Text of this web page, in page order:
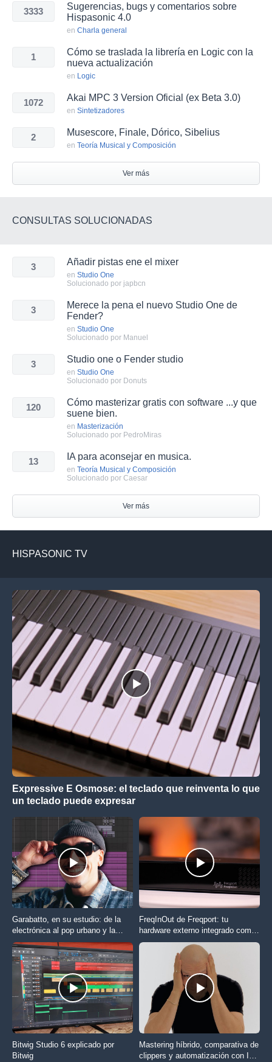
3333
Sugerencias, bugs y comentarios sobre
Hispasonic 4.0
en Charla general
1
Cómo se traslada la librería en Logic con la
nueva actualización
en Logic
1072 Akai MPC 3 Version Oficial (ex Beta 3.0)
en Sintetizadores
2 Musescore, Finale, Dórico, Sibelius
en Teoría Musical y Composición
Ver más
CONSULTAS SOLUCIONADAS
3 Añadir pistas ene el mixer
en Studio One
Solucionado por japbcn
3
Merece la pena el nuevo Studio One de
Fender?
en Studio One
Solucionado por Manuel
3 Studio one o Fender studio
en Studio One
Solucionado por Donuts
120
Cómo masterizar gratis con software ...y que
suene bien.
en Masterización
Solucionado por PedroMiras
13 IA para aconsejar en musica.
en Teoría Musical y Composición
Solucionado por Caesar
Ver más
HISPASONIC TV
Expressive E Osmose: el teclado que reinventa lo que
un teclado puede expresar
Garabatto, en su estudio: de la
electrónica al pop urbano y la
obsesión por la coherencia de
fase
FreqInOut de Freqport: tu
hardware externo integrado como
un plugin
Bitwig Studio 6 explicado por
Bitwig
Mastering híbrido, comparativa de
clippers y automatización con IA: